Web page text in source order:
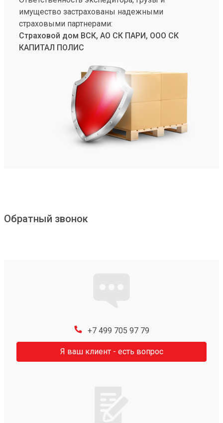
имущество застрахованы надежными
страховыми партнерами:
Страховой дом ВСК, АО СК ПАРИ, ООО СК
КАПИТАЛ ПОЛИС
Обратный звонок
+7 499 705 97 79
Я ваш клиент - есть вопрос